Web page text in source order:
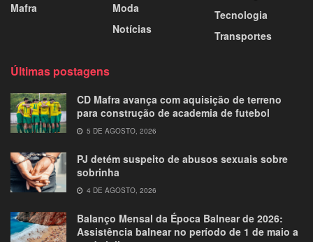
Mafra
Moda
Notícias
Tecnologia
Transportes
Últimas postagens
CD Mafra avança com aquisição de terreno
para construção de academia de futebol
5 DE AGOSTO, 2026
PJ detém suspeito de abusos sexuais sobre
sobrinha
4 DE AGOSTO, 2026
Balanço Mensal da Época Balnear de 2026:
Assistência balnear no período de 1 de maio a